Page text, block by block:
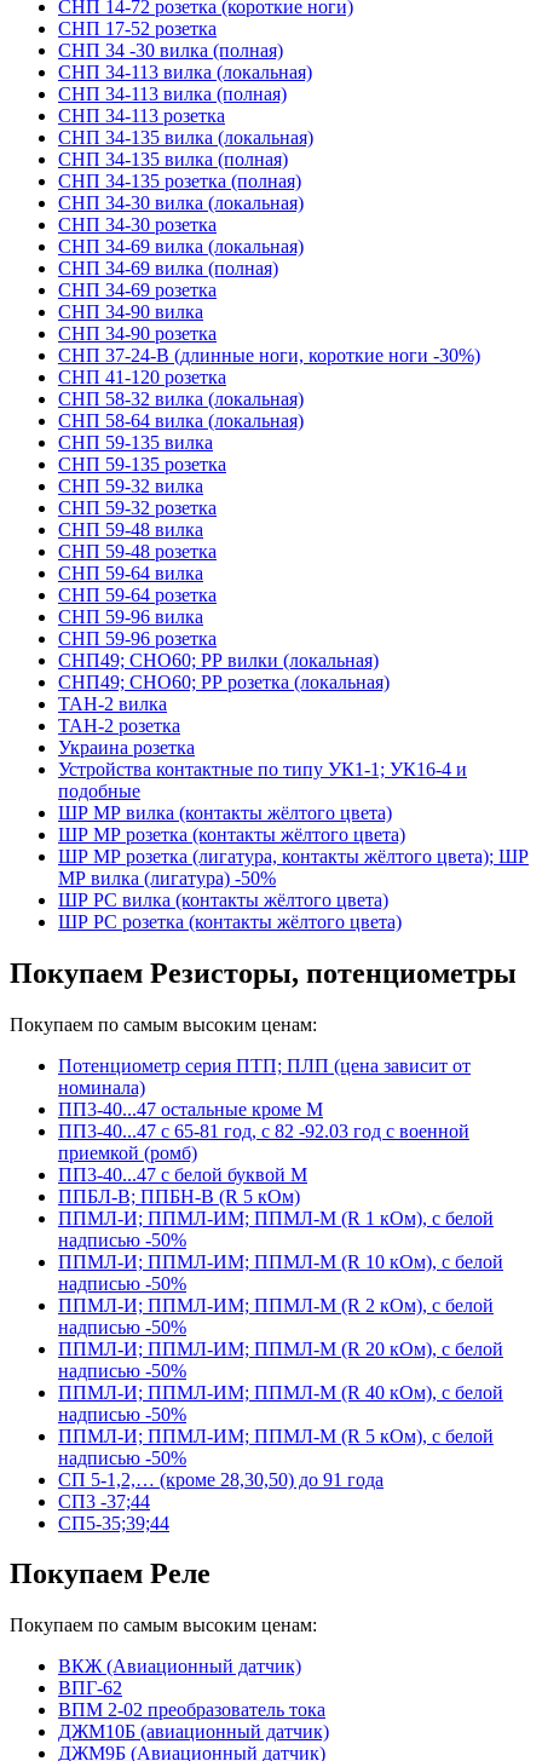
СНП 14-72 розетка (короткие ноги)
СНП 17-52 розетка
СНП 34 -30 вилка (полная)
СНП 34-113 вилка (локальная)
СНП 34-113 вилка (полная)
СНП 34-113 розетка
СНП 34-135 вилка (локальная)
СНП 34-135 вилка (полная)
СНП 34-135 розетка (полная)
СНП 34-30 вилка (локальная)
СНП 34-30 розетка
СНП 34-69 вилка (локальная)
СНП 34-69 вилка (полная)
СНП 34-69 розетка
СНП 34-90 вилка
СНП 34-90 розетка
СНП 37-24-В (длинные ноги, короткие ноги -30%)
СНП 41-120 розетка
СНП 58-32 вилка (локальная)
СНП 58-64 вилка (локальная)
СНП 59-135 вилка
СНП 59-135 розетка
СНП 59-32 вилка
СНП 59-32 розетка
СНП 59-48 вилка
СНП 59-48 розетка
СНП 59-64 вилка
СНП 59-64 розетка
СНП 59-96 вилка
СНП 59-96 розетка
СНП49; СНО60; РР вилки (локальная)
СНП49; СНО60; РР розетка (локальная)
ТАН-2 вилка
ТАН-2 розетка
Украина розетка
Устройства контактные по типу УК1-1; УК16-4 и
подобные
ШР МР вилка (контакты жёлтого цвета)
ШР МР розетка (контакты жёлтого цвета)
ШР МР розетка (лигатура, контакты жёлтого цвета); ШР
МР вилка (лигатура) -50%
ШР РС вилка (контакты жёлтого цвета)
ШР РС розетка (контакты жёлтого цвета)
Покупаем Резисторы, потенциометры
Покупаем по самым высоким ценам:
Потенциометр серия ПТП; ПЛП (цена зависит от
номинала)
ПП3-40...47 остальные кроме М
ПП3-40...47 с 65-81 год, с 82 -92.03 год с военной
приемкой (ромб)
ПП3-40...47 с белой буквой М
ППБЛ-В; ППБН-В (R 5 кОм)
ППМЛ-И; ППМЛ-ИМ; ППМЛ-М (R 1 кОм), с белой
надписью -50%
ППМЛ-И; ППМЛ-ИМ; ППМЛ-М (R 10 кОм), с белой
надписью -50%
ППМЛ-И; ППМЛ-ИМ; ППМЛ-М (R 2 кОм), с белой
надписью -50%
ППМЛ-И; ППМЛ-ИМ; ППМЛ-М (R 20 кОм), с белой
надписью -50%
ППМЛ-И; ППМЛ-ИМ; ППМЛ-М (R 40 кОм), с белой
надписью -50%
ППМЛ-И; ППМЛ-ИМ; ППМЛ-М (R 5 кОм), с белой
надписью -50%
СП 5-1,2,… (кроме 28,30,50) до 91 года
СП3 -37;44
СП5-35;39;44
Покупаем Реле
Покупаем по самым высоким ценам:
ВКЖ (Авиационный датчик)
ВПГ-62
ВПМ 2-02 преобразователь тока
ДЖМ10Б (авиационный датчик)
ДЖМ9Б (Авиационный датчик)